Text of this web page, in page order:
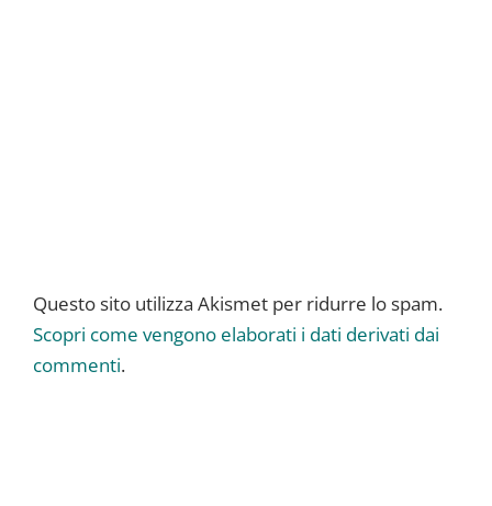
Questo sito utilizza Akismet per ridurre lo spam.
Scopri come vengono elaborati i dati derivati dai
commenti.